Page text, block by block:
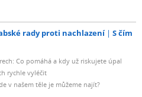
rady proti nachlazení
S čím
Co pomáhá a kdy už riskujete úpal
rychle vyléčit
v našem těle je můžeme najít?